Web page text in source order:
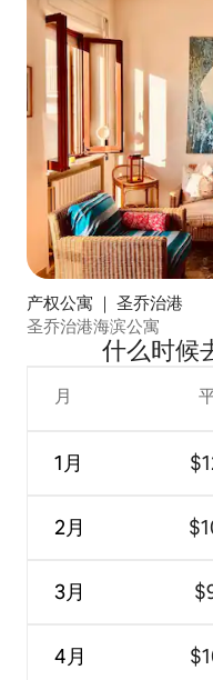
产权公寓 ｜ 圣乔治港
圣乔治港海滨公寓
什么时候
月
1月
2月
3月
4月